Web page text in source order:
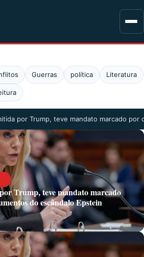
Guerras política Literatura
por Trump, teve mandato marcado
Trump, teve mandato marcado
do escândalo Epstein